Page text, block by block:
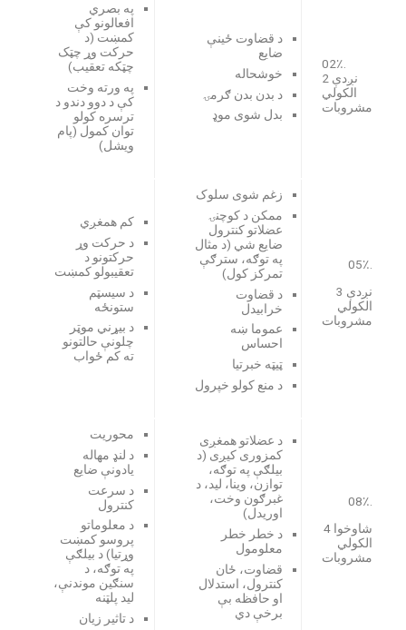
نږدې 2
الکولي
مشروبات
د قضاوت ځینې
ضایع
خوشحاله
د بدن بدن ګرمۍ
بدل شوی موډ
په بصري
افعالونو کې
کمښت (د
حرکت وړ چټک
چټکه تعقیب)
په ورته وخت
کې د دوو دندو د
ترسره کولو
توان کمول (پام
ویشل)
نږدې 3
الکولي
مشروبات
زغم شوی سلوک
ممکن د کوچنۍ
عضلاتو کنترول
ضایع شي (د مثال
په توګه، سترګې
تمرکز کول)
د قضاوت
خرابیدل
عموما ښه
احساس
ټيټه خبرتیا
د منع کولو خپرول
کم همغږي
د حرکت وړ
حرکتونو د
تعقیبولو کمښت
د سیسټم
ستونځه
د بیړني موټر
چلونې حالتونو
ته کم ځواب
شاوخوا 4
الکولي
مشروبات
د عضلاتو همغږی
کمزوری کیږی (د
بیلګې په توګه،
توازن، وینا، لید، د
غبرګون وخت،
اوریدل)
د خطر خطر
معلومول
قضاوت، ځان
کنترول، استدلال
او حافظه بې
برخې دي
محوریت
د لنډ مهاله
یادونې ضایع
د سرعت
کنترول
د معلوماتو
پروسو کمښت
وړتیا) د بیلګې
په توګه، د
سنګین موندنې،
لید پلټنه
د تاثیر زیان